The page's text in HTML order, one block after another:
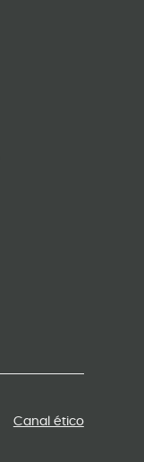
Canal ético